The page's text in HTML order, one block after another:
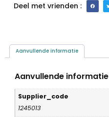
Deel met vrienden :
Aanvullende informatie
Aanvullende informatie
Supplier_code
1245013